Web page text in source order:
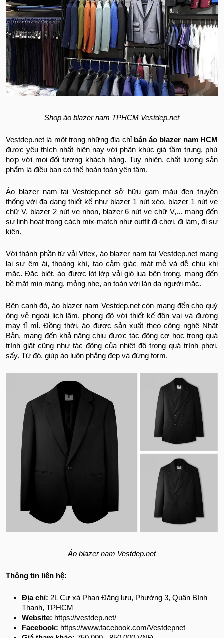
Shop áo blazer nam TPHCM Vestdep.net
Vestdep.net là một trong những địa chỉ bán áo blazer nam HCM
được yêu thích nhất hiện nay với phân khúc giá tầm trung, phù
hợp với mọi đối tượng khách hàng. Tuy nhiên, chất lượng sản
phẩm là điều bạn có thể hoàn toàn yên tâm.
Áo blazer nam tại Vestdep.net sở hữu gam màu đen truyền
thống với đa dạng thiết kế như blazer 1 nút xéo, blazer 1 nút ve
chữ V, blazer 2 nút ve nhọn, blazer 6 nút ve chữ V,... mang đến
sự linh hoạt trong cách mix-match như outfit đi chơi, đi làm, đi sự
kiện.
Với thành phần từ vải Vitex, áo blazer nam tại Vestdep.net mang
lại sự êm ái, thoáng khí, tạo cảm giác mát mẻ và dễ chịu khi
mặc. Đặc biệt, áo được lót lớp vải gió lụa bên trong, mang đến
bề mặt mịn màng, mỏng nhẹ, an toàn với làn da người mặc.
Bên cạnh đó, áo blazer nam Vestdep.net còn mang đến cho quý
ông vẻ ngoài lịch lãm, phong độ với thiết kế độn vai và đường
may tỉ mỉ. Đồng thời, áo được sản xuất theo công nghệ Nhật
Bản, mang đến khả năng chịu được tác động cơ học trong quá
trình giặt cũng như tác động của nhiệt độ trong quá trình phơi,
sấy. Từ đó, giúp áo luôn phẳng đẹp và đứng form.
Áo blazer nam Vestdep.net
Thông tin liên hệ:
Địa chỉ: 2L Cư xá Phan Đăng lưu, Phường 3, Quận Bình
Thạnh, TPHCM
Website: https://vestdep.net/
Facebook: https://www.facebook.com/Vestdepnet